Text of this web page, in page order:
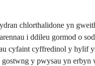
chlorthalidone yn
i ddileu gormod o
cyfaint cyffredinol y hylif
y pwysau yn erbyn